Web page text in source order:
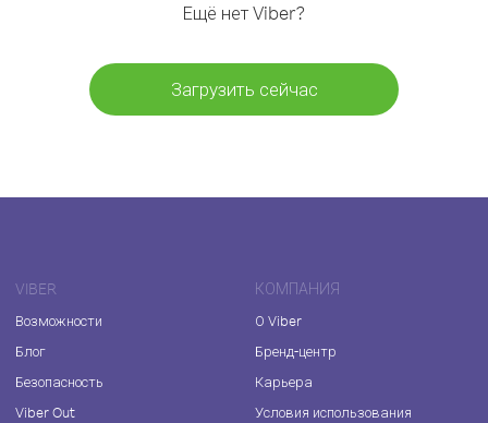
Ещё нет Viber?
Загрузить сейчас
VIBER
Возможности
Блог
Безопасность
Viber Out
КОМПАНИЯ
О Viber
Бренд-центр
Карьера
Условия использования